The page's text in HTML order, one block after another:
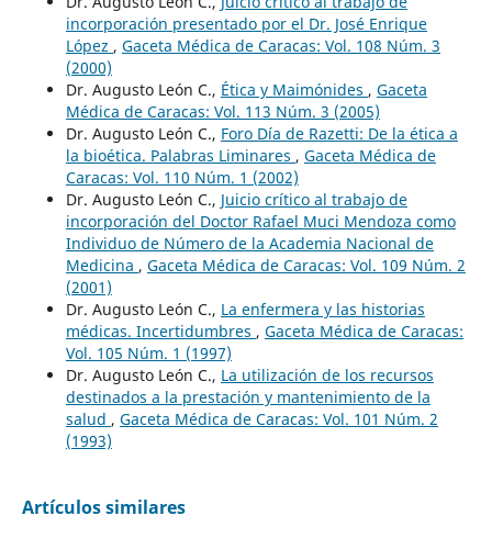
incorporación presentado por el Dr. José Enrique
López , Gaceta Médica de Caracas: Vol. 108 Núm. 3
(2000)
Dr. Augusto León C., Ética y Maimónides , Gaceta
Médica de Caracas: Vol. 113 Núm. 3 (2005)
Dr. Augusto León C., Foro Día de Razetti: De la ética a
la bioética. Palabras Liminares , Gaceta Médica de
Caracas: Vol. 110 Núm. 1 (2002)
Dr. Augusto León C., Juicio crítico al trabajo de
incorporación del Doctor Rafael Muci Mendoza como
Individuo de Número de la Academia Nacional de
Medicina , Gaceta Médica de Caracas: Vol. 109 Núm. 2
(2001)
Dr. Augusto León C., La enfermera y las historias
médicas. Incertidumbres , Gaceta Médica de Caracas:
Vol. 105 Núm. 1 (1997)
Dr. Augusto León C., La utilización de los recursos
destinados a la prestación y mantenimiento de la
salud , Gaceta Médica de Caracas: Vol. 101 Núm. 2
(1993)
Artículos similares